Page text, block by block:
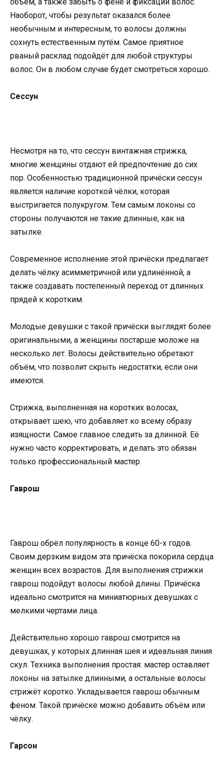
Наоборот, чтобы результат оказался более
необычным и интересным, то волосы должны
сохнуть естественным путём. Самое приятное
рваный расклад подойдёт для любой структуры
волос. Он в любом случае будет смотреться хорошо.
Сессун
Несмотря на то, что сессун винтажная стрижка,
многие женщины отдают ей предпочтение до сих
пор. Особенностью традиционной причёски сессун
является наличие короткой чёлки, которая
выстригается полукругом. Тем самым локоны со
стороны получаются не такие длинные, как на
затылке.
Современное исполнение этой причёски предлагает
делать чёлку асимметричной или удлинённой, а
также создавать постепенный переход от длинных
прядей к коротким.
Молодые девушки с такой причёски выглядят более
оригинальными, а женщины постарше моложе на
несколько лет. Волосы действительно обретают
объём, что позволит скрыть недостатки, если они
имеются.
Стрижка, выполненная на коротких волосах,
открывает шею, что добавляет ко всему образу
изящности. Самое главное следить за длинной. Её
нужно часто корректировать, и делать это обязан
только профессиональный мастер.
Гаврош
Гаврош обрёл популярность в конце 60-х годов.
Своим дерзким видом эта причёска покорила сердца
женщин всех возрастов. Для выполнения стрижки
гаврош подойдут волосы любой длины. Причёска
идеально смотрится на миниатюрных девушках с
мелкими чертами лица.
Действительно хорошо гаврош смотрится на
девушках, у которых длинная шея и идеальная линия
скул. Техника выполнения простая: мастер оставляет
локоны на затылке длинными, а остальные волосы
стрижёт коротко. Укладывается гаврош обычным
феном. Такой причёске можно добавить объём или
чёлку.
Гарсон